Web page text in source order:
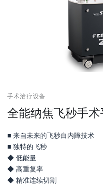
手术治疗设备
全能纳焦飞秒手术
■ 来自未来的飞秒白内障技术
■ 独特的飞秒
◆ 低能量
◆ 高重复率
◆ 精准连续切割